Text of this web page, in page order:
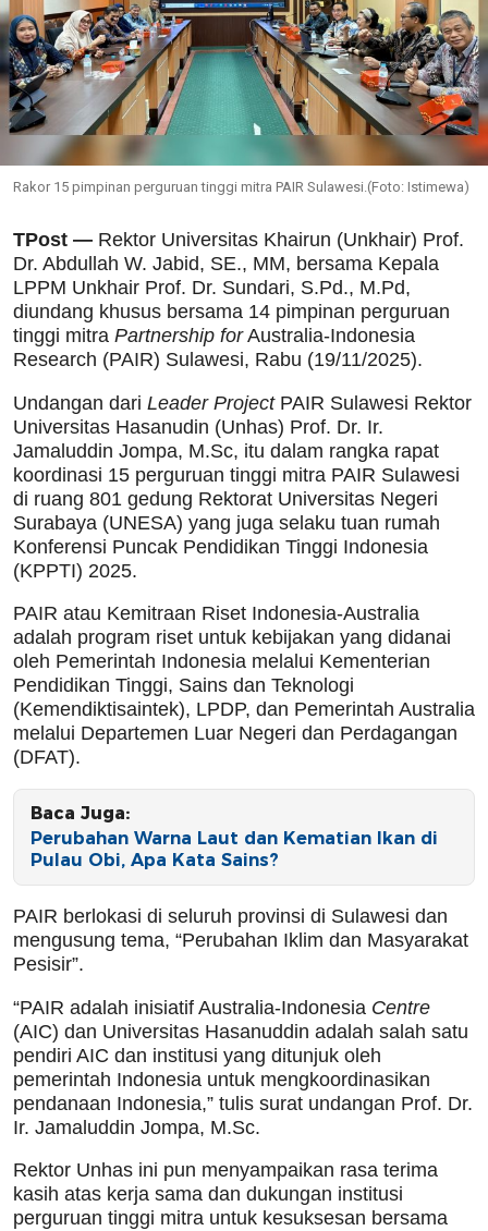
Rakor 15 pimpinan perguruan tinggi mitra PAIR Sulawesi.(Foto: Istimewa)
TPost — Rektor Universitas Khairun (Unkhair) Prof.
Dr. Abdullah W. Jabid, SE., MM, bersama Kepala
LPPM Unkhair Prof. Dr. Sundari, S.Pd., M.Pd,
diundang khusus bersama 14 pimpinan perguruan
tinggi mitra Partnership forAustralia-Indonesia
Research (PAIR) Sulawesi, Rabu (19/11/2025).
Undangan dari Leader ProjectPAIR Sulawesi Rektor
Universitas Hasanudin (Unhas) Prof. Dr. Ir.
Jamaluddin Jompa, M.Sc, itu dalam rangka rapat
koordinasi 15 perguruan tinggi mitra PAIR Sulawesi
di ruang 801 gedung Rektorat Universitas Negeri
Surabaya (UNESA) yang juga selaku tuan rumah
Konferensi Puncak Pendidikan Tinggi Indonesia
(KPPTI) 2025.
PAIR atau Kemitraan Riset Indonesia-Australia
adalah program riset untuk kebijakan yang didanai
oleh Pemerintah Indonesia melalui Kementerian
Pendidikan Tinggi, Sains dan Teknologi
(Kemendiktisaintek), LPDP, dan Pemerintah Australia
melalui Departemen Luar Negeri dan Perdagangan
(DFAT).
Baca Juga:
Perubahan Warna Laut dan Kematian Ikan di
Pulau Obi, Apa Kata Sains?
PAIR berlokasi di seluruh provinsi di Sulawesi dan
mengusung tema, “Perubahan Iklim dan Masyarakat
Pesisir”.
“PAIR adalah inisiatif Australia-Indonesia Centre
(AIC) dan Universitas Hasanuddin adalah salah satu
pendiri AIC dan institusi yang ditunjuk oleh
pemerintah Indonesia untuk mengkoordinasikan
pendanaan Indonesia,” tulis surat undangan Prof. Dr.
Ir. Jamaluddin Jompa, M.Sc.
Rektor Unhas ini pun menyampaikan rasa terima
kasih atas kerja sama dan dukungan institusi
perguruan tinggi mitra untuk kesuksesan bersama